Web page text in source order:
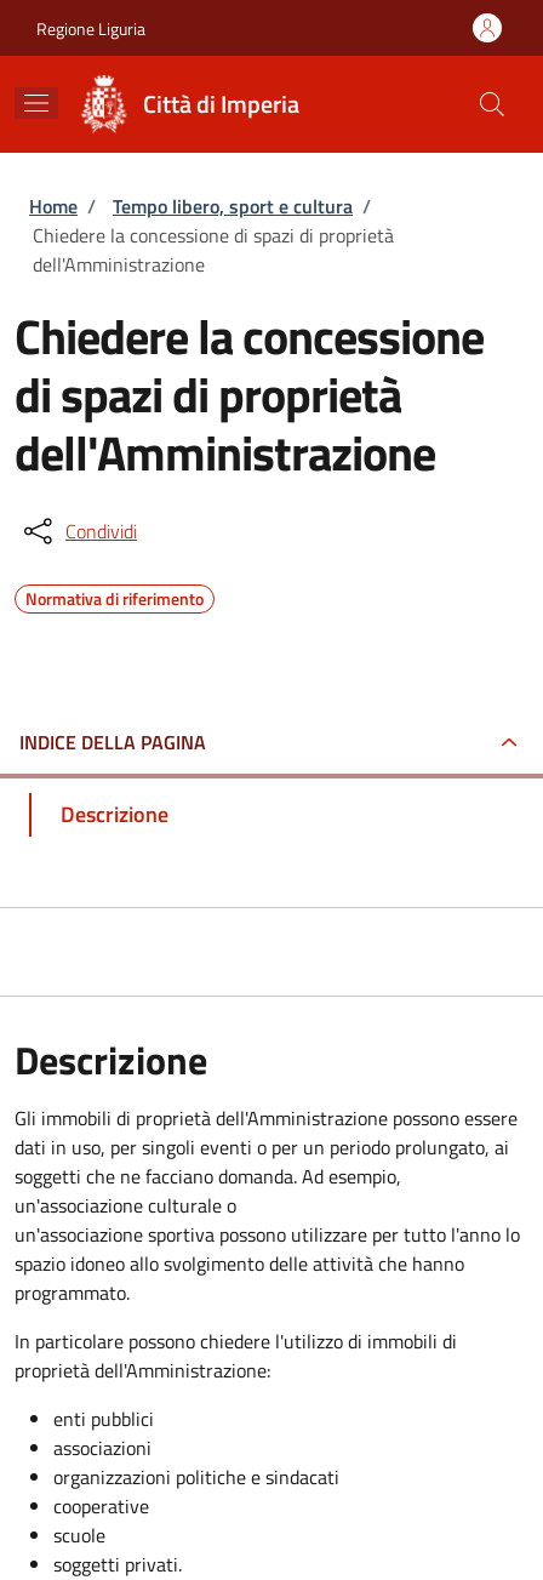
Regione Liguria
Città di Imperia
Briciole di pane
Home / Tempo libero, sport e cultura /
Chiedere la concessione di spazi di proprietà
dell'Amministrazione
Chiedere la concessione
di spazi di proprietà
dell'Amministrazione
Condividi
Normativa di riferimento
INDICE DELLA PAGINA
Descrizione
Descrizione
Gli immobili di proprietà dell'Amministrazione possono essere
dati in uso, per singoli eventi o per un periodo prolungato, ai
soggetti che ne facciano domanda. Ad esempio,
un'associazione culturale o
un'associazione sportiva possono utilizzare per tutto l'anno lo
spazio idoneo allo svolgimento delle attività che hanno
programmato.
In particolare possono chiedere l'utilizzo di immobili di
proprietà dell'Amministrazione:
enti pubblici
associazioni
organizzazioni politiche e sindacati
cooperative
scuole
soggetti privati.